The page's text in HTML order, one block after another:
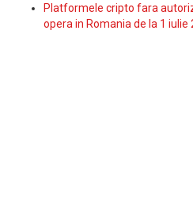
Platformele cripto fara
opera in Romania de la 1 iulie